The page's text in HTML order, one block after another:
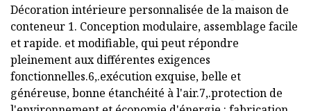
Décoration intérieure personnalisée de la maison de
conteneur 1. Conception modulaire, assemblage facile
et rapide. et modifiable, qui peut répondre
pleinement aux différentes exigences
fonctionnelles.6,.exécution exquise, belle et
généreuse, bonne étanchéité à l'air.7,.protection de